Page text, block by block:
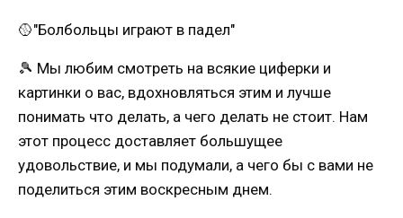
🥎"Болбольцы играют в падел"
🎾 Мы любим смотреть на всякие циферки и
картинки о вас, вдохновляться этим и лучше
понимать что делать, а чего делать не стоит. Нам
этот процесс доставляет большущее
удовольствие, и мы подумали, а чего бы с вами не
поделиться этим воскресным днем.